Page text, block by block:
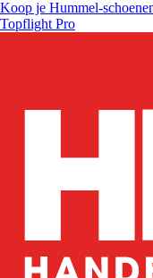
Koop je Hummel-
Topflight Pro